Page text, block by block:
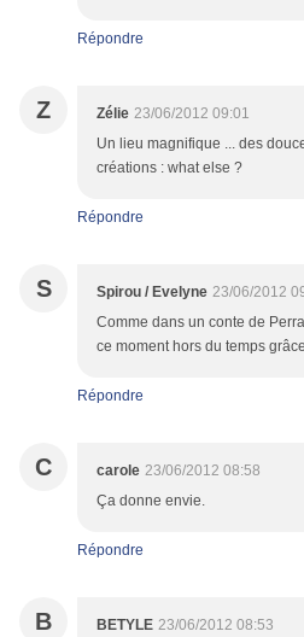
Répondre
Z Zélie 23/06/2012 09:01
Un lieu magnifique ... des
créations : what else ?
Répondre
S Spirou / Evelyne 23/06/2012
Comme dans un conte de
ce moment hors du temps
Répondre
C carole 23/06/2012 08:58
Ça donne envie.
Répondre
B BETYLE 23/06/2012 08:53